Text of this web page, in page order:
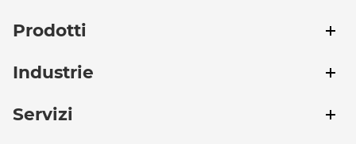
Prodotti
Industrie
Servizi